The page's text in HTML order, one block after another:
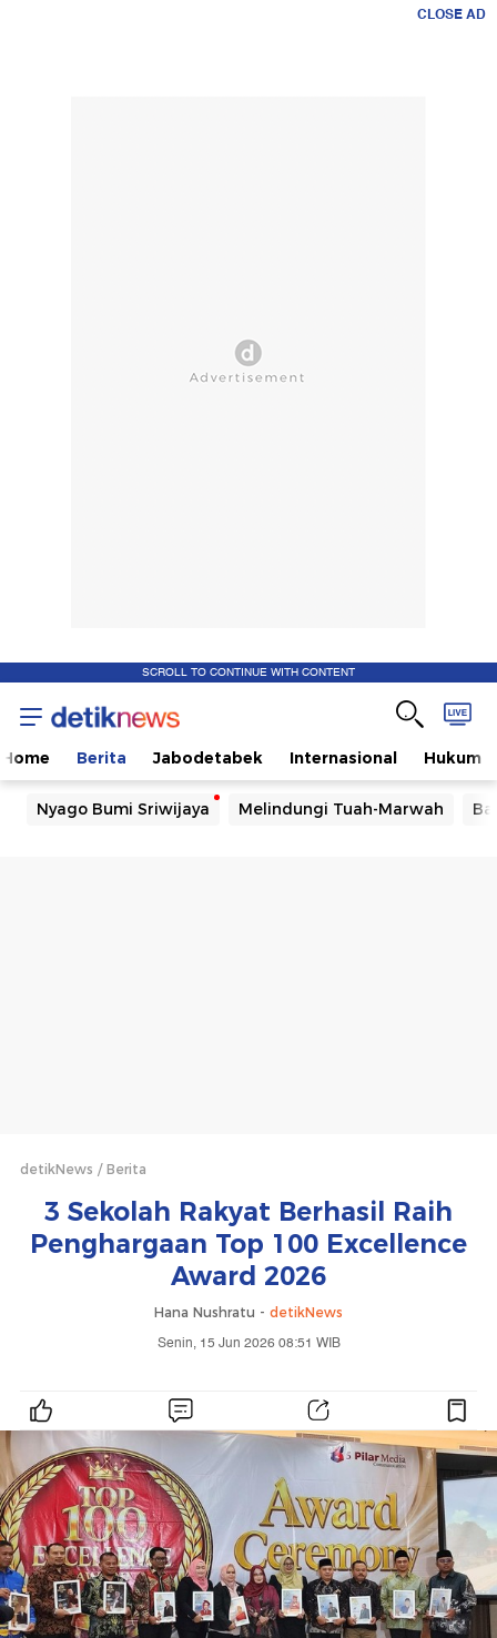
CLOSE AD
SCROLL TO CONTINUE WITH CONTENT
Home Berita Jabodetabek Internasional Hukum
Nyago Bumi Sriwijaya Melindungi Tuah-Marwah
detikNews Berita
3 Sekolah Rakyat Berhasil Raih
Penghargaan Top 100 Excellence
Award 2026
Hana Nushratu - detikNews
Senin, 15 Jun 2026 08:51 WIB